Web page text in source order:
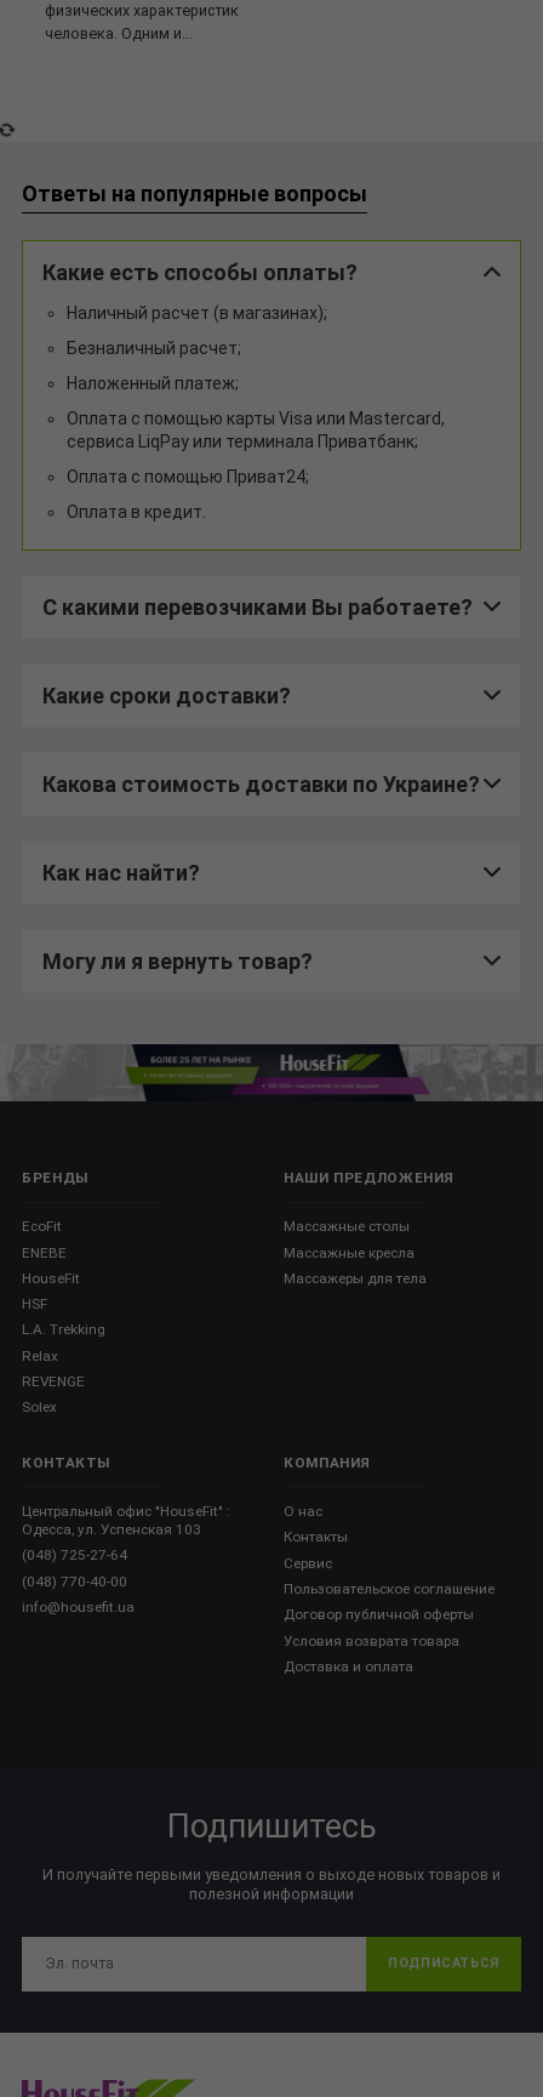
физических характеристик
человека. Одним и...
Ответы на популярные вопросы
Какие есть способы оплаты?
Наличный расчет (в магазинах);
Безналичный расчет;
Наложенный платеж;
Оплата с помощью карты Visa или Mastercard,
сервиса LiqPay или терминала Приватбанк;
Оплата с помощью Приват24;
Оплата в кредит.
С какими перевозчиками Вы работаете?
Какие сроки доставки?
Какова стоимость доставки по Украине?
Как нас найти?
Могу ли я вернуть товар?
БРЕНДЫ
EcoFit
ENEBE
HouseFit
HSF
L.A. Trekking
Relax
REVENGE
Solex
НАШИ ПРЕДЛОЖЕНИЯ
Массажные столы
Массажные кресла
Массажеры для тела
КОНТАКТЫ
Центральный офис "HouseFit" :
Одесса, ул. Успенская 103
(048) 725-27-64
(048) 770-40-00
info@housefit.ua
КОМПАНИЯ
О нас
Контакты
Сервис
Пользовательское соглашение
Договор публичной оферты
Условия возврата товара
Доставка и оплата
Подпишитесь
И получайте первыми уведомления о выходе новых товаров и
полезной информации
ПОДПИСАТЬСЯ